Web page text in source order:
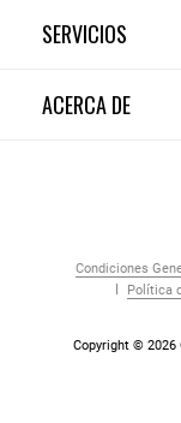
SERVICIOS
ACERCA DE
Condiciones
Política
Copyright © 2026